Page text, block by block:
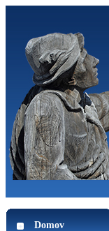
Domov